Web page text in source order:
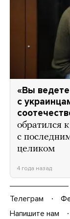
«Вы
с
обратился
с
целиком
4 года назад
Телеграм
Напишите нам